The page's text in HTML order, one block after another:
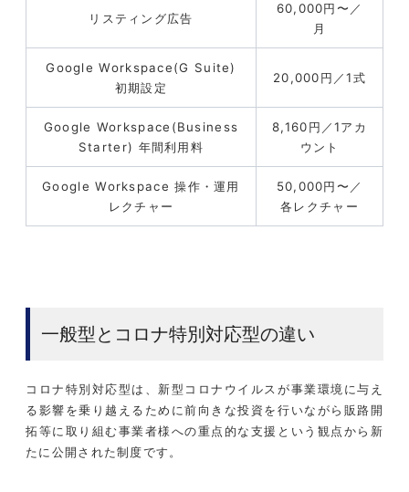
リスティング広告
60,000円〜／
月
Google Workspace(G Suite)
初期設定
20,000円／1式
Google Workspace(Business
Starter) 年間利用料
8,160円／1アカ
ウント
Google Workspace 操作・運用
レクチャー
50,000円〜／
各レクチャー
一般型とコロナ特別対応型の違い
コロナ特別対応型は、新型コロナウイルスが事業環境に与え
る影響を乗り越えるために前向きな投資を行いながら販路開
拓等に取り組む事業者様への重点的な支援という観点から新
たに公開された制度です。